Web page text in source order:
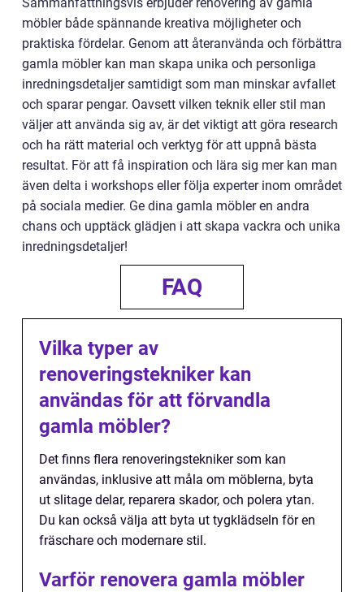
möbler både spännande kreativa möjligheter och
praktiska fördelar. Genom att återanvända och förbättra
gamla möbler kan man skapa unika och personliga
inredningsdetaljer samtidigt som man minskar avfallet
och sparar pengar. Oavsett vilken teknik eller stil man
väljer att använda sig av, är det viktigt att göra research
och ha rätt material och verktyg för att uppnå bästa
resultat. För att få inspiration och lära sig mer kan man
även delta i workshops eller följa experter inom området
på sociala medier. Ge dina gamla möbler en andra
chans och upptäck glädjen i att skapa vackra och unika
inredningsdetaljer!
FAQ
Vilka typer av
renoveringstekniker kan
användas för att förvandla
gamla möbler?
Det finns flera renoveringstekniker som kan
användas, inklusive att måla om möblerna, byta
ut slitage delar, reparera skador, och polera ytan.
Du kan också välja att byta ut tygklädseln för en
fräschare och modernare stil.
Varför renovera gamla möbler